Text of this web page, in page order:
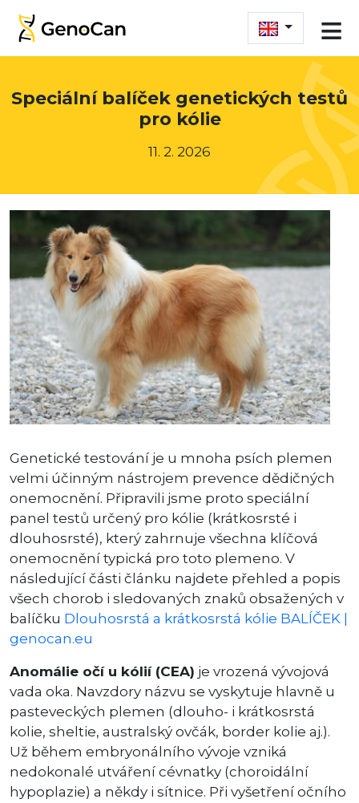
≡
Speciální balíček genetických testů
pro kólie
11. 2. 2026
Genetické testování je u mnoha psích plemen
velmi účinným nástrojem prevence dědičných
onemocnění. Připravili jsme proto speciální
panel testů určený pro kólie (krátkosrsté i
dlouhosrsté), který zahrnuje všechna klíčová
onemocnění typická pro toto plemeno. V
následující části článku najdete přehled a popis
všech chorob i sledovaných znaků obsažených v
balíčku Dlouhosrstá a krátkosrstá kólie BALÍČEK |
genocan.eu
Anomálie očí u kólií (CEA) je vrozená vývojová
vada oka. Navzdory názvu se vyskytuje hlavně u
pasteveckých plemen (dlouho- i krátkosrstá
kolie, sheltie, australský ovčák, border kolie aj.).
Už během embryonálního vývoje vzniká
nedokonalé utváření cévnatky (choroidální
hypoplazie) a někdy i sítnice. Při vyšetření očního